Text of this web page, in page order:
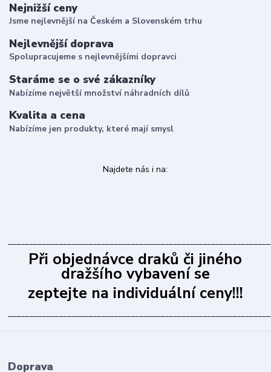
Nejnižší ceny
Jsme nejlevnější na Českém a Slovenském trhu
Nejlevnější doprava
Spolupracujeme s nejlevnějšími dopravci
Staráme se o své zákazníky
Nabízíme největší množství náhradních dílů
Kvalita a cena
Nabízíme jen produkty, které mají smysl
Najdete nás i na:
Při objednávce draků či jiného
dražšího vybavení se
zeptejte na individuální ceny!!!
Doprava